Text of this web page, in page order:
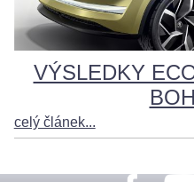
VÝSLEDKY
celý článek...